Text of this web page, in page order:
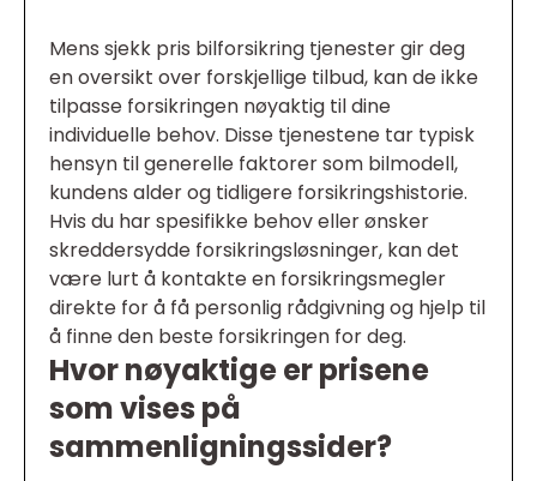
Mens sjekk pris bilforsikring tjenester gir deg
en oversikt over forskjellige tilbud, kan de ikke
tilpasse forsikringen nøyaktig til dine
individuelle behov. Disse tjenestene tar typisk
hensyn til generelle faktorer som bilmodell,
kundens alder og tidligere forsikringshistorie.
Hvis du har spesifikke behov eller ønsker
skreddersydde forsikringsløsninger, kan det
være lurt å kontakte en forsikringsmegler
direkte for å få personlig rådgivning og hjelp til
å finne den beste forsikringen for deg.
Hvor nøyaktige er prisene
som vises på
sammenligningssider?